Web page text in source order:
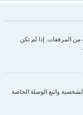
من المرفقات. إذا لم تكن
واتبع الوصلة الخاصة